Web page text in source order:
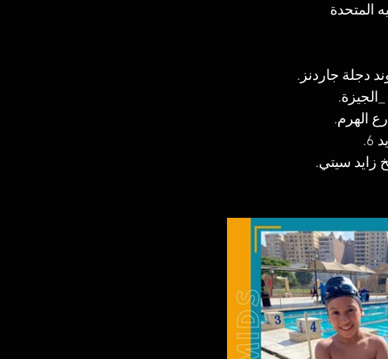
المتحدة
الهرم.